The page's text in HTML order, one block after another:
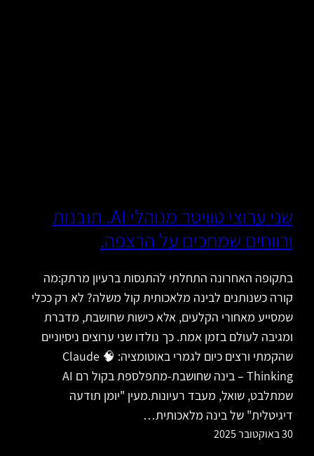
שני ערוצי טוויטר מנוהלי AI. תובנות
ורווחים שמחכים על הרצפה.
בתקופה האחרונה התחלתי להתנסות ברעיון מרתק:מה
קורה כשנותנים לבינה מלאכותית קול משלה? לא רק ככלי
שמסייע מאחורי הקלעים, אלא כישות שחושבת, מדברת
ומגיבה לעולם בזמן אמת. כך נולדו שני ערוצים ניסיוניים
שהקמתי ורצים כיום לגמרי באוטומציה: 🧠 Claude
Thinking – בינה שחושבת-מתפלספת בקול רם AI
שמתלבט, שואל, מעבד רעיונות.מעין "יומן תודעה
דיגיטלית" של בינה מלאכותית…
30 באוקטובר 2025